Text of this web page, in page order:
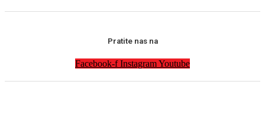
Pratite nas na
Facebook-f InstagramYoutube